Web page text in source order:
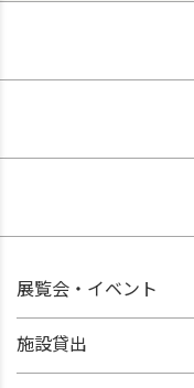
展覧会・イベント
施設貸出